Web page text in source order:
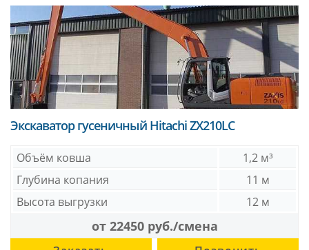
Экскаватор гусеничный Hitachi ZX210LC
Объём ковша
1,2 м³
Глубина копания
11 м
Высота выгрузки
12 м
от 22450 руб./смена